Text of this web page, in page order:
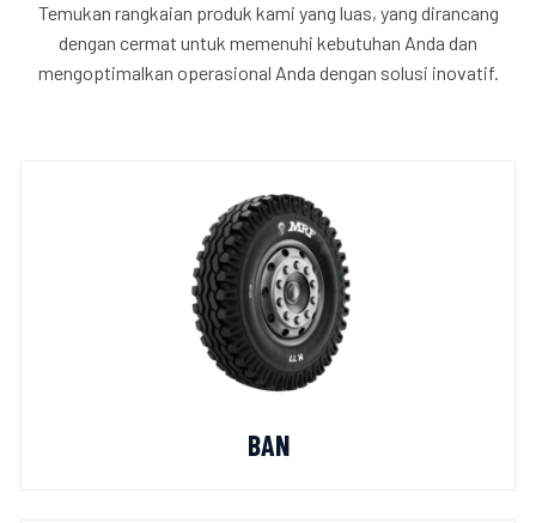
Temukan rangkaian produk kami yang luas, yang dirancang
dengan cermat untuk memenuhi kebutuhan Anda dan
mengoptimalkan operasional Anda dengan solusi inovatif.
BAN